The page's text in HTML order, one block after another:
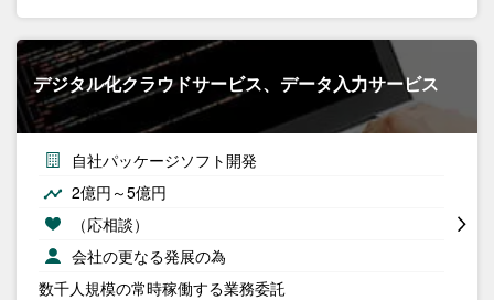
デジタル化クラウドサービス、データ入力サービス
自社パッケージソフト開発
2億円～5億円
（応相談）
会社の更なる発展の為
数千人規模の常時稼働する業務委託